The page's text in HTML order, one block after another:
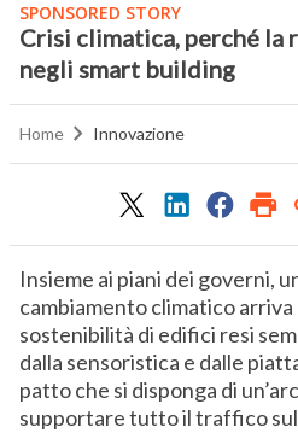
SPONSORED STORY
Crisi climatica, perché la
negli smart building
Home Innovazione
Insieme ai piani dei governi,
cambiamento climatico arriva
sostenibilità di edifici resi
dalla sensoristica e dalle
patto che si disponga di
supportare tutto il traffico